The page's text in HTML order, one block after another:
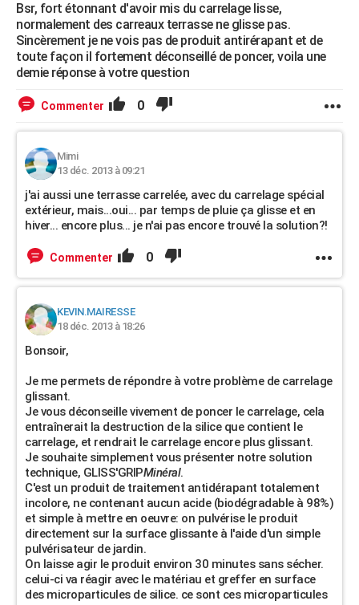
Bsr, fort étonnant d'avoir mis du carrelage lisse,
normalement des carreaux terrasse ne glisse pas.
Sincèrement je ne vois pas de produit antirérapant et de
toute façon il fortement déconseillé de poncer, voila une
demie réponse à votre question
Commenter 0
Mimi
13 déc. 2013 à 09:21
j'ai aussi une terrasse carrelée, avec du carrelage spécial
extérieur, mais...oui... par temps de pluie ça glisse et en
hiver... encore plus... je n'ai pas encore trouvé la solution?!
Commenter 0
KEVIN.MAIRESSE
18 déc. 2013 à 18:26
Bonsoir,
Je me permets de répondre à votre problème de carrelage
glissant.
Je vous déconseille vivement de poncer le carrelage, cela
entraînerait la destruction de la silice que contient le
carrelage, et rendrait le carrelage encore plus glissant.
Je souhaite simplement vous présenter notre solution
technique, GLISS'GRIPMinéral.
C'est un produit de traitement antidérapant totalement
incolore, ne contenant aucun acide (biodégradable à 98%)
et simple à mettre en oeuvre: on pulvérise le produit
directement sur la surface glissante à l'aide d'un simple
pulvérisateur de jardin.
On laisse agir le produit environ 30 minutes sans sécher.
celui-ci va réagir avec le matériau et greffer en surface
des microparticules de silice. ce sont ces microparticules